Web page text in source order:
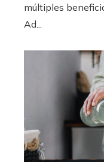
múltiples
Ad...